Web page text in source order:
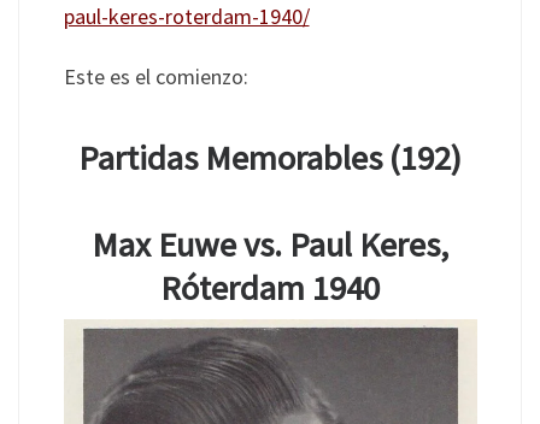
paul-keres-roterdam-1940/
Este es el comienzo:
Partidas Memorables (192)
Max Euwe vs. Paul Keres,
Róterdam 1940